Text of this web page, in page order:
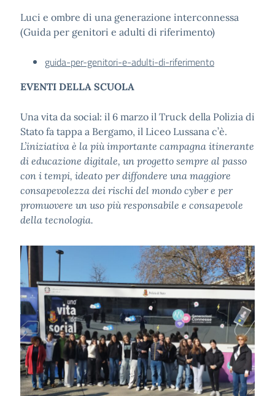
Luci e ombre di una generazione interconnessa
(Guida per genitori e adulti di riferimento)
guida-per-genitori-e-adulti-di-riferimento
EVENTI DELLA SCUOLA
Una vita da social: il 6 marzo il Truck della Polizia di
Stato fa tappa a Bergamo, il Liceo Lussana c’è.
L’iniziativa è la più importante campagna itinerante
di educazione digitale, un progetto sempre al passo
con i tempi, ideato per diffondere una maggiore
consapevolezza dei rischi del mondo cyber e per
promuovere un uso più responsabile e consapevole
della tecnologia.